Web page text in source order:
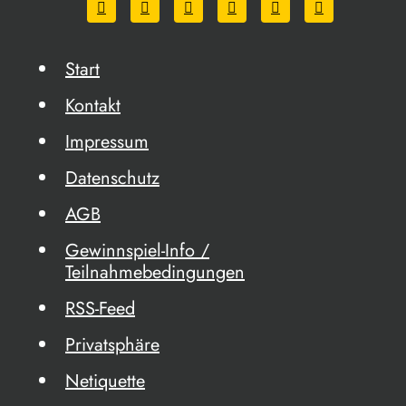
Start
Kontakt
Impressum
Datenschutz
AGB
Gewinnspiel-Info /
Teilnahmebedingungen
RSS-Feed
Privatsphäre
Netiquette